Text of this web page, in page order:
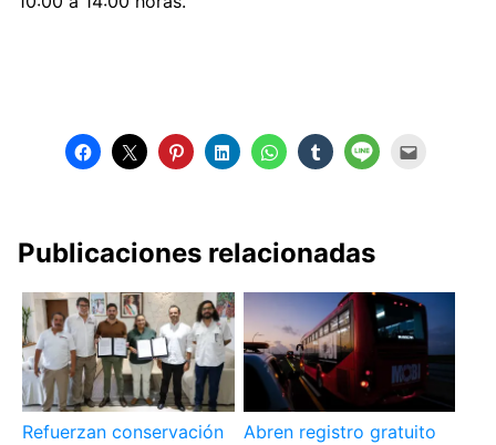
Publicaciones relacionadas
Refuerzan conservación
Abren registro gratuito